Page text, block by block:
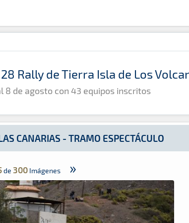
Rally de Tierra Isla de Los
8 de agosto con 43 equipos inscritos
CANARIAS - TRAMO ESPECTÁCULO
de 300Imágenes »